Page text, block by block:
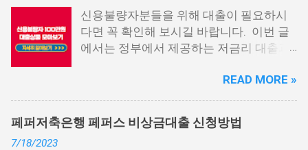
대출 상품은 휴대폰만 있으면 간편하게 신
청할 수 있으며, 통신 등급에 따라 대출이
가능합니다. 마치 신용등급처럼 등급별로
부 내역과 장기간에 걸쳐 통신사를 이용한
우량한 고객이면, 추가 혜택도 받을 수 있
습니다. 급히 자금이 필요한 경우, 소액 대
신용불량자분들을 위해 대출이 필요하시
다면 꼭 확인해 보시길 바랍니다. 이번 글
에서는 정부에서 제공하는 저금리 대출과
상위 10개 상품을 추천해 드립니다. 📌 목
차 1. 소액생계비대출: 연체자 100만원 대
출 2. 신용회복위원회 성실상환자대출 3.
신용회복위원회 비대면 간편대출 4. 햇살
READ MORE »
페퍼저축은행 페퍼스 비상금대출 신청방법
7/18/2023